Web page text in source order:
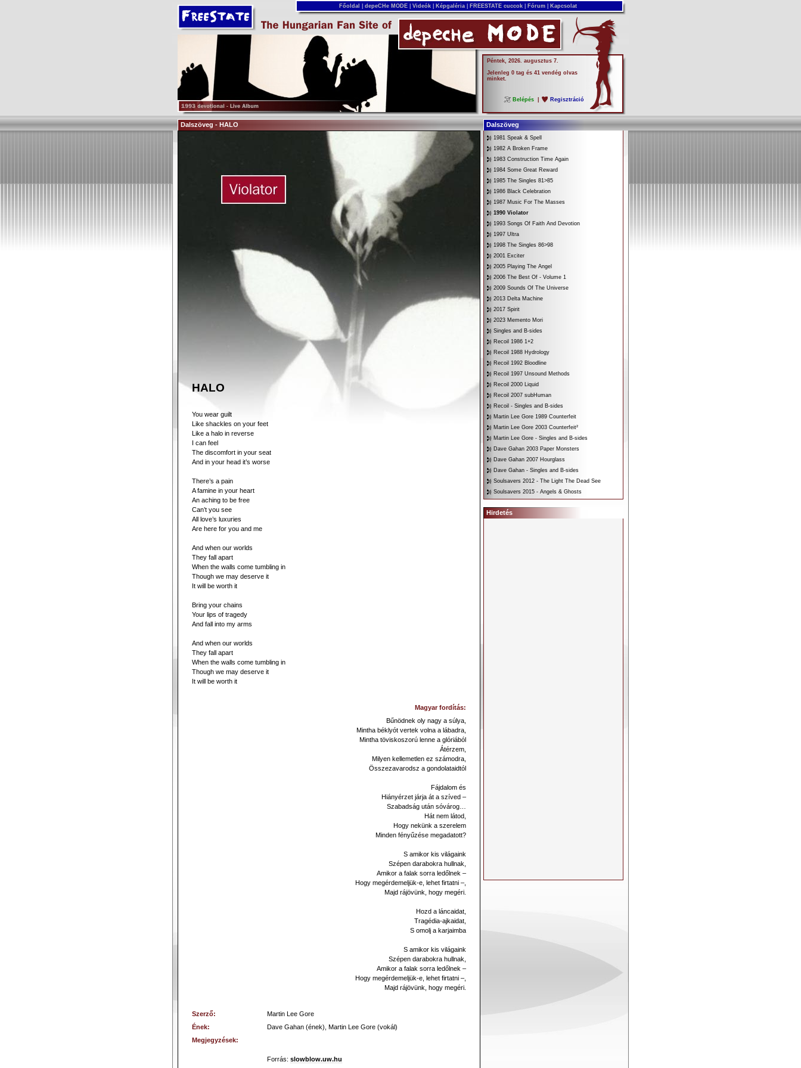
Főoldal depeCHe MODE Videók Képgaléria FREESTATE cuccok Fórum Kapcsolat
Péntek, 2026. augusztus 7.
Jelenleg 0 tag és 41 vendég olvas
minket.
Belépés Regisztráció
Dalszöveg - HALO Dalszöveg
HALO
You wear guilt
Like shackles on your feet
Like a halo in reverse
I can feel
The discomfort in your seat
And in your head it’s worse
There’s a pain
A famine in your heart
An aching to be free
Can’t you see
All love’s luxuries
Are here for you and me
And when our worlds
They fall apart
When the walls come tumbling in
Though we may deserve it
It will be worth it
Bring your chains
Your lips of tragedy
And fall into my arms
And when our worlds
They fall apart
When the walls come tumbling in
Though we may deserve it
It will be worth it
Magyar fordítás:
Bűnödnek oly nagy a súlya,
Mintha béklyót vertek volna a lábadra,
Mintha töviskoszorú lenne a glóriából
Átérzem,
Milyen kellemetlen ez számodra,
Összezavarodsz a gondolataidtól
Fájdalom és
Hiányérzet járja át a szíved –
Szabadság után sóvárog…
Hát nem látod,
Hogy nekünk a szerelem
Minden fényűzése megadatott?
S amikor kis világaink
Szépen darabokra hullnak,
Amikor a falak sorra ledőlnek –
Hogy megérdemeljük-e, lehet firtatni –,
Majd rájövünk, hogy megéri.
Hozd a láncaidat,
Tragédia-ajkaidat,
S omolj a karjaimba
S amikor kis világaink
Szépen darabokra hullnak,
Amikor a falak sorra ledőlnek –
Hogy megérdemeljük-e, lehet firtatni –,
Majd rájövünk, hogy megéri.
Szerző:
Martin Lee Gore
Ének:
Dave Gahan (ének), Martin Lee Gore (vokál)
Megjegyzések:
Forrás: slowblow.uw.hu
1981 Speak & Spell
1982 A Broken Frame
1983 Construction Time Again
1984 Some Great Reward
1985 The Singles 81>85
1986 Black Celebration
1987 Music For The Masses
1990 Violator
1993 Songs Of Faith And Devotion
1997 Ultra
1998 The Singles 86>98
2001 Exciter
2005 Playing The Angel
2006 The Best Of - Volume 1
2009 Sounds Of The Universe
2013 Delta Machine
2017 Spirit
2023 Memento Mori
Singles and B-sides
Recoil 1986 1+2
Recoil 1988 Hydrology
Recoil 1992 Bloodline
Recoil 1997 Unsound Methods
Recoil 2000 Liquid
Recoil 2007 subHuman
Recoil - Singles and B-sides
Martin Lee Gore 1989 Counterfeit
Martin Lee Gore 2003 Counterfeit²
Martin Lee Gore - Singles and B-sides
Dave Gahan 2003 Paper Monsters
Dave Gahan 2007 Hourglass
Dave Gahan - Singles and B-sides
Soulsavers 2012 - The Light The Dead See
Soulsavers 2015 - Angels & Ghosts
Hirdetés